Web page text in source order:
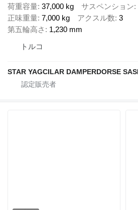
荷重容量 37,000 kg サスペンション
正味重量 7,000 kg アクスル数 3
第五輪高さ
1,230 mm
トルコ